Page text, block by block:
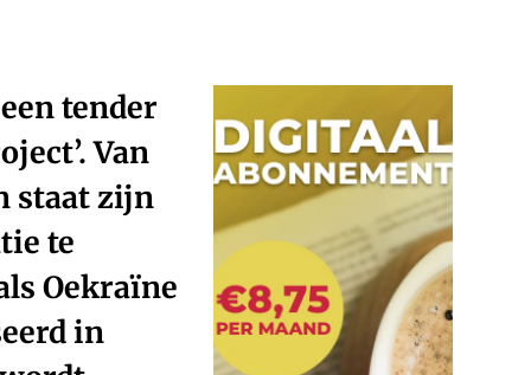
tender
Van
staat zijn
te
Oekraïne
in